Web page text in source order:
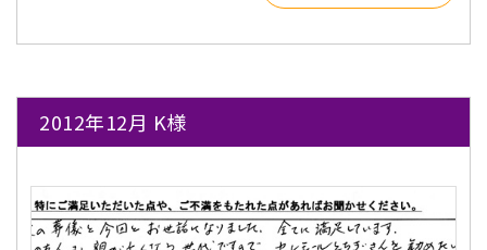
2012年12月 K様